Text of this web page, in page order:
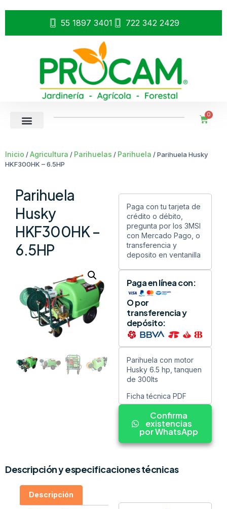
55 1897 3401 722 342 2429
0
Inicio /Agricultura / Parihuelas / Parihuela / Parihuela Husky
HKF300HK – 6.5HP
Parihuela
Husky
HKF300HK –
6.5HP
Paga con tu tarjeta de
crédito o débito,
pregunta por los 3MSI
con Mercado Pago, o
transferencia y
deposito en ventanilla
Paga en línea con:
O por
transferencia y
depósito:
Parihuela con motor
Husky 6.5 hp, tanquen
de 300lts
Ficha técnica PDF
Confirma
existencias
por WhatsApp
Descripción y especificaciones técnicas
Descripción